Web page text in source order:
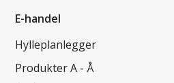
E-handel
Hylleplanlegger
Produkter A - Å